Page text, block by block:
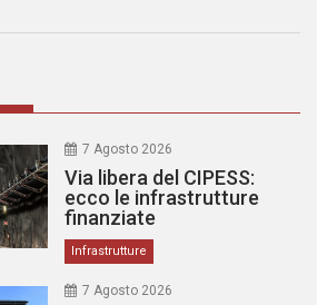
7 Agosto 2026
Via libera del CIPESS:
ecco le infrastrutture
finanziate
Infrastrutture
7 Agosto 2026